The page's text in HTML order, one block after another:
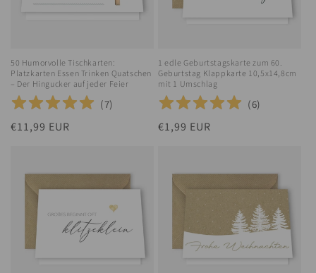
50 Humorvolle Tischkarten:
Platzkarten Essen Trinken Quatschen
– Der Hingucker auf jeder Feier
(7)
Normaler
€11,99 EUR
1 edle Geburtstagskarte zum 60.
Geburtstag Klappkarte 10,5x14,8cm
mit 1 Umschlag
(6)
Normaler
€1,99 EUR